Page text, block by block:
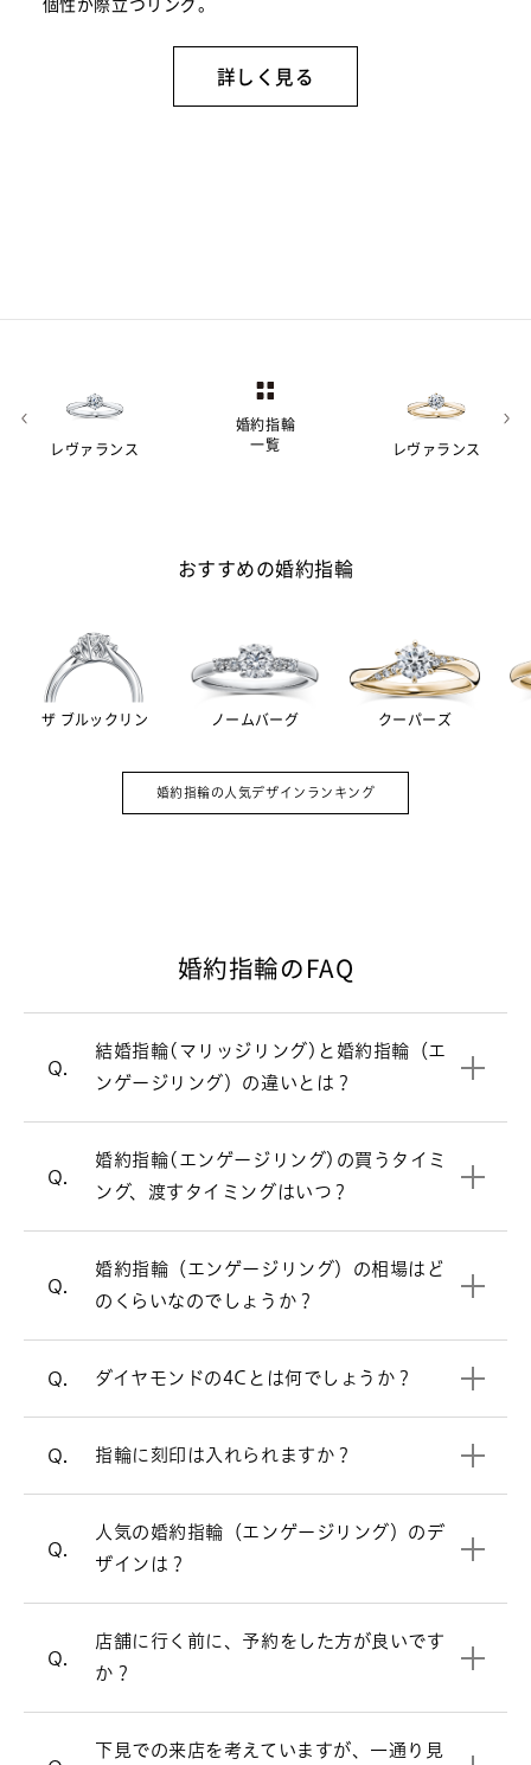
詳しく見る
婚約指輪
一覧
レヴァランス レヴァランス
おすすめの婚約指輪
ザ ブルックリン ノームバーグ クーパーズ
婚約指輪の人気デザインランキング
婚約指輪のFAQ
Q.
結婚指輪(マリッジリング)と婚約指輪（エ
ンゲージリング）の違いとは？
約束した証として贈る記念品。その意味
を強めるため、ダイヤモンドをあしらっ
結婚指輪（マリッジリング） 一覧はこちら
Q.
婚約指輪(エンゲージリング)の買うタイミ
ング、渡すタイミングはいつ？
婚約指輪（エンゲージリング）のおつく
るため、お渡ししたい日の2～3ヵ月前に
は用意を始めておくと安心です。
プロポーズに指輪は必要？
Q.
婚約指輪（エンゲージリング）の相場はど
のくらいなのでしょうか？
婚約指輪（エンゲージリング）の相場は
て価格が変わります。ご要望に合わせて
ご提案させていただきます。
婚約指輪の相場について詳しく見る
Q. ダイヤモンドの4Cとは何でしょうか？
ダイヤモンドの4Cとは、ダイヤモンドの
品質を表す基準となるものです。カット
頭文字をとった用語で「4C」と呼ばれて
います。
4Cについて詳しく見る
Q. 指輪に刻印は入れられますか？
とができます。また0.18ct以上のダイヤ
モンドのガードル部分に、メッセージを
せください。
サービス&ケアについて
Q.
人気の婚約指輪（エンゲージリング）のデ
ザインは？
A.
が根強く人気ですが、他にも様々なデザ
インがあります。
ストレートラインの婚約指輪を見る
ウェーブラインの婚約指輪を見る
V字ラインの婚約指輪を見る
プロポーズリングのデザイン選びにお悩
みの方は、こちらをご参照ください。
プロポーズをお考えの方へ
Q.
店舗に行く前に、予約をした方が良いです
か？
A.
いませんが、週末はお時間帯によっては
頂けるとお待たせすることなくスムーズ
にご案内させて頂きます。
下見での来店を考えていますが、一通り見
A.
お客様により様々ですが、ゆっくりご覧
頂きますと、だいたい1時間半～2時間く
に合わせてご案内いたします。
A.
おひとりのご来店でも、デザイン・ダイ
ヤモンドのお好みやご予算などを伺いな